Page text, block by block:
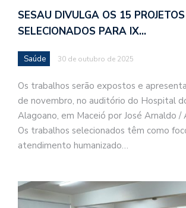
SESAU DIVULGA OS 15 PROJETOS
SELECIONADOS PARA IX…
Saúde 30 de outubro de 2025
Os trabalhos serão expostos e
de novembro, no auditório do Hospital
Alagoano, em Maceió por José Arnaldo /
Os trabalhos selecionados têm como
atendimento humanizado…